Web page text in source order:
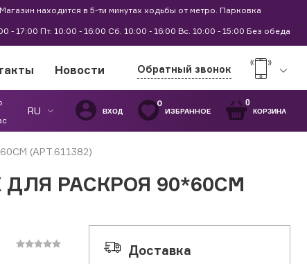
находится в 5-ти минутах ходьбы от метро. Парковка
- 17:00 Пт. 10:00 - 16:00 Сб. 10:00 - 16:00 Вс. 10:00 - 15:00 Без обеда
Новости Обратный звонок
RU ВХОД
0
ИЗБРАННОЕ
0
КОРЗИНА
(АРТ.611382)
ДЛЯ РАСКРОЯ 90*60СМ
Доставка